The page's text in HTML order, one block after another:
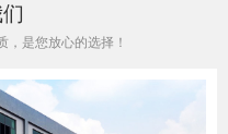
，是您放心的选择！